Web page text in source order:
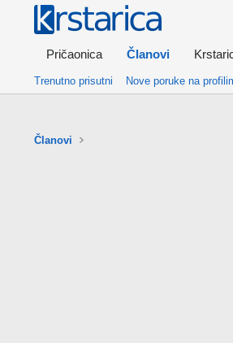
Pričaonica Članovi
Trenutno prisutni Nove poruke na
Članovi